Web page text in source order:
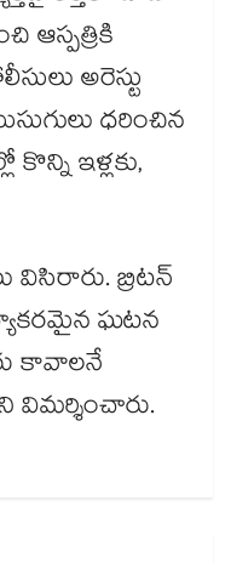
ఆస్పత్రికి
అరెస్టు
ధరించిన
ఇళ్లకు,
బ్రిటన్
ఘటన
కావాలనే
విమర్శించారు.